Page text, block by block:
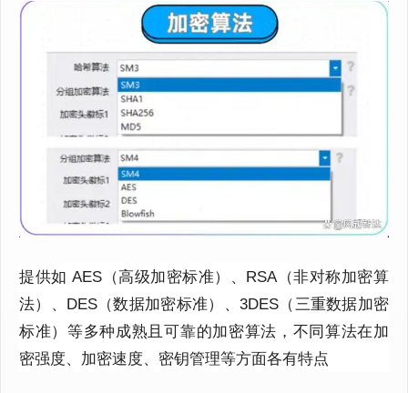
提供如 AES（高级加密标准）、RSA（非对称加密算
法）、DES（数据加密标准）、3DES（三重数据加密
标准）等多种成熟且可靠的加密算法，不同算法在加
密强度、加密速度、密钥管理等方面各有特点